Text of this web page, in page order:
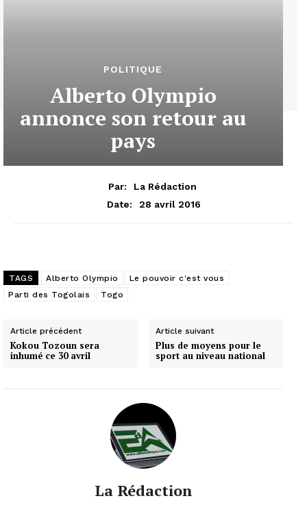
POLITIQUE
Alberto Olympio
annonce son retour au
pays
Par:
La Rédaction
Date:
28 avril 2016
TAGS Alberto Olympio
Le pouvoir c'est vous
Parti des Togolais
Togo
Article précédent
Kokou Tozoun sera
inhumé ce 30 avril
Article suivant
Plus de moyens pour le
sport au niveau national
La Rédaction